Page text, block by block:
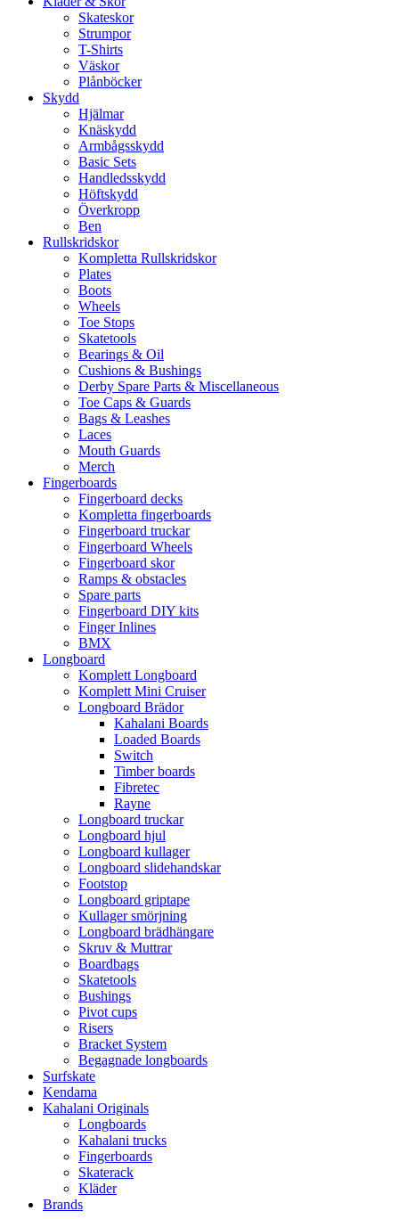
Skateskor
Strumpor
T-Shirts
Väskor
Plånböcker
Skydd
Hjälmar
Knäskydd
Armbågsskydd
Basic Sets
Handledsskydd
Höftskydd
Överkropp
Ben
Rullskridskor
Kompletta Rullskridskor
Plates
Boots
Wheels
Toe Stops
Skatetools
Bearings & Oil
Cushions & Bushings
Derby Spare Parts & Miscellaneous
Toe Caps & Guards
Bags & Leashes
Laces
Mouth Guards
Merch
Fingerboards
Fingerboard decks
Kompletta fingerboards
Fingerboard truckar
Fingerboard Wheels
Fingerboard skor
Ramps & obstacles
Spare parts
Fingerboard DIY kits
Finger Inlines
BMX
Longboard
Komplett Longboard
Komplett Mini Cruiser
Longboard Brädor
Kahalani Boards
Loaded Boards
Switch
Timber boards
Fibretec
Rayne
Longboard truckar
Longboard hjul
Longboard kullager
Longboard slidehandskar
Footstop
Longboard griptape
Kullager smörjning
Longboard brädhängare
Skruv & Muttrar
Boardbags
Skatetools
Bushings
Pivot cups
Risers
Bracket System
Begagnade longboards
Surfskate
Kendama
Kahalani Originals
Longboards
Kahalani trucks
Fingerboards
Skaterack
Kläder
Brands